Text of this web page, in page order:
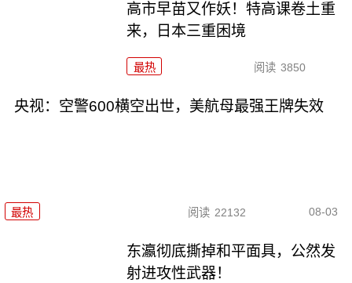
高市早苗又作妖！特高课卷土重
来，日本三重困境
最热 阅读 3850
央视：空警600横空出世，美航母最强王牌失效
最热 阅读 22132 08-03
东瀛彻底撕掉和平面具，公然发
射进攻性武器！